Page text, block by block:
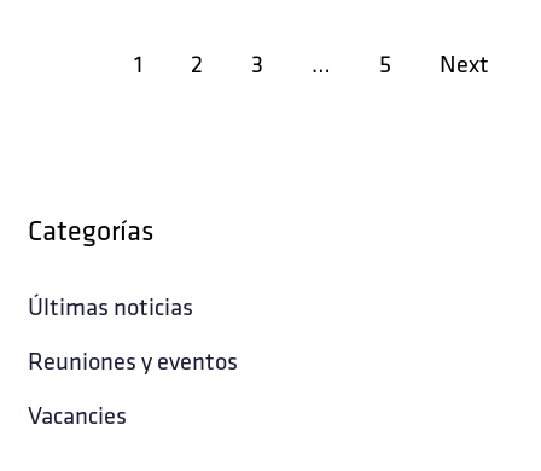
Categorías
Últimas noticias
Reuniones y eventos
Vacancies
1 2 3 … 5 Next